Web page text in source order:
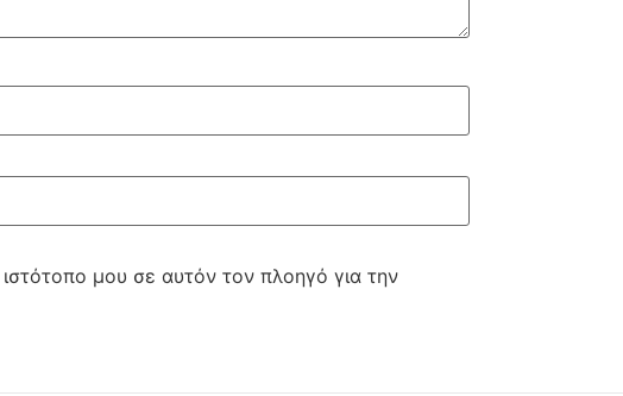
μου σε αυτόν τον πλοηγό για την